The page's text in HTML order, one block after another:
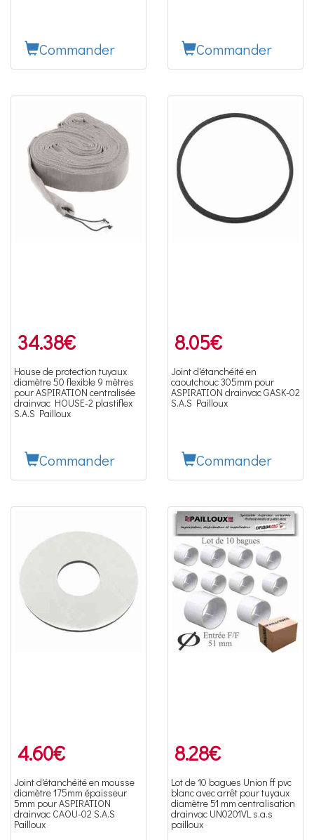
Commander Commander
34.38€
House de protection tuyaux
diamètre 50 flexible 9 mètres
pour ASPIRATION centralisée
drainvac HOUSE-2 plastiflex
S.A.S Pailloux
Commander
8.05€
Joint d'étanchéité en
caoutchouc 305mm pour
ASPIRATION drainvac GASK-02
S.A.S Pailloux
Commander
4.60€
Joint d'étanchéité en mousse
diamètre 175mm épaisseur
5mm pour ASPIRATION
drainvac CAOU-02 S.A.S
Pailloux
8.28€
Lot de 10 bagues Union ff pvc
blanc avec arrêt pour tuyaux
diamètre 51 mm centralisation
drainvac UN0201VL s.a.s
pailloux